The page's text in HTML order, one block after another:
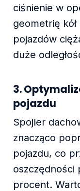
ciśnienie w
geometrię
pojazdów
duże
3.
pojazdu
Spojler
znacząco
pojazdu, co
oszczędności
procent.